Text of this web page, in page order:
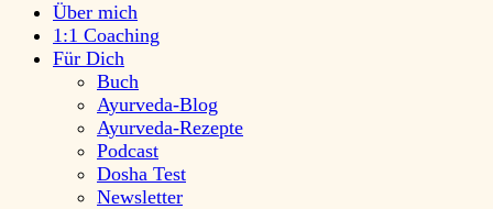
Über mich
1:1 Coaching
Für Dich
Buch
Ayurveda-Blog
Ayurveda-Rezepte
Podcast
Dosha Test
Newsletter